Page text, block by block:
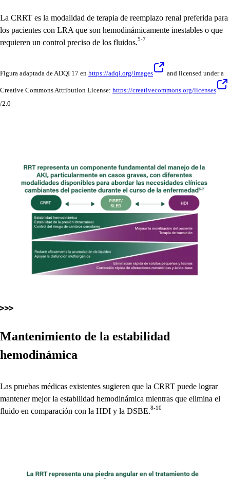
La CRRT es la modalidad de terapia de reemplazo renal preferida para
los pacientes con LRA que son hemodinámicamente inestables o que
requieren un control preciso de los fluidos.5-7
Figura adaptada de ADQI 17 en https://adqi.org/images and licensed under a
Creative Commons Attribution License: https://creativecommons.org/licenses
/2.0
Mantenimiento de la estabilidad
hemodinámica
Las pruebas médicas existentes sugieren que la CRRT puede lograr
mantener mejor la estabilidad hemodinámica mientras que elimina el
fluido en comparación con la HDI y la DSBE.8-10